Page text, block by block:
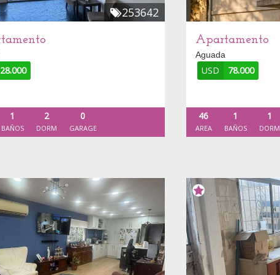
253642
28.000
1
BAÑOS
2
DORM
0
GARAGE
Apartamento
Aguada
USD 78.000
46
AREA
1
BAÑOS
1
DORM